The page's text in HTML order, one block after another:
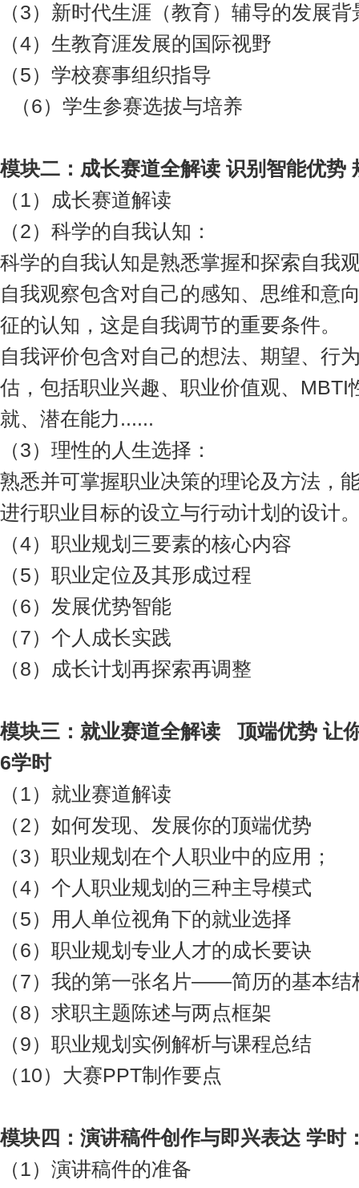
（3）新时代生涯（教育）辅导的发展背
（4）生教育涯发展的国际视野
（5）学校赛事组织指导
（6）学生参赛选拔与培养
模块二 ： 成长赛道全解读 识别智能优势
（1）成长赛道解读
（2）科学的自我认知：
科学的自我认知是熟悉掌握和探索自我
自我观察包含对自己的感知、思维和意
征的认知，这是自我调节的重要条件。
自我评价包含对自己的想法、期望、行
估，包括职业兴趣、职业价值观、MBTI
就、潜在能力......
（3）理性的人生选择：
熟悉并可掌握职业决策的理论及方法，
进行职业目标的设立与行动计划的设计
（4）职业规划三要素的核心内容
（5）职业定位及其形成过程
（6）发展优势智能
（7）个人成长实践
（8）成长计划再探索再调整
模块三 ： 就业赛道全解读 顶端优势 让
6学时
（1）就业赛道解读
（2）如何发现、发展你的顶端优势
（3）职业规划在个人职业中的应用；
（4）个人职业规划的三种主导模式
（5）用人单位视角下的就业选择
（6）职业规划专业人才的成长要诀
（7）我的第一张名片——简历的基本结
（8）求职主题陈述与两点框架
（9）职业规划实例解析与课程总结
（10）大赛PPT制作要点
模块四 ： 演讲稿件创作与即兴表达 学时
（1）演讲稿件的准备